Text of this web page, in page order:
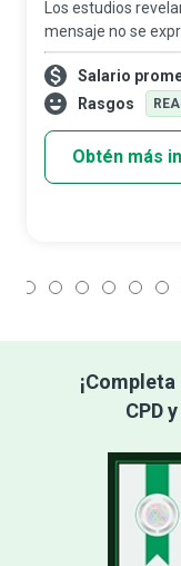
Los estudios
mensaje no se
expertos en
magos de la
ayudan a
Salario
Rasgos
Obtén más
CPD